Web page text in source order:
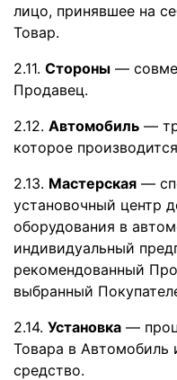
лицо, принявшее на
Товар.
2.11. Стороны —
Продавец.
2.12. Автомобиль —
которое
2.13. Мастерская —
установочный центр
оборудования в
индивидуальный
рекомендованный
выбранный
2.14. Установка —
Товара в Автомобиль
средство.